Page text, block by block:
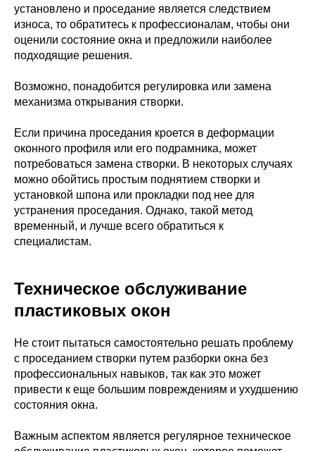
установлено и проседание является следствием
износа, то обратитесь к профессионалам, чтобы они
оценили состояние окна и предложили наиболее
подходящие решения.
Возможно, понадобится регулировка или замена
механизма открывания створки.
Если причина проседания кроется в деформации
оконного профиля или его подрамника, может
потребоваться замена створки. В некоторых случаях
можно обойтись простым поднятием створки и
установкой шпона или прокладки под нее для
устранения проседания. Однако, такой метод
временный, и лучше всего обратиться к
специалистам.
Техническое обслуживание
пластиковых окон
Не стоит пытаться самостоятельно решать проблему
с проседанием створки путем разборки окна без
профессиональных навыков, так как это может
привести к еще большим повреждениям и ухудшению
состояния окна.
Важным аспектом является регулярное техническое